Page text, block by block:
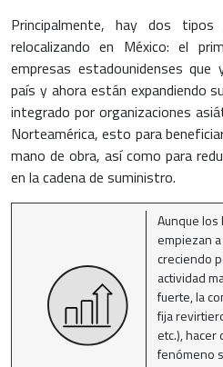
Principalmente, hay dos
relocalizando en México: el
empresas estadounidenses
país y ahora están expandiendo
integrado por organizaciones
Norteamérica, esto para
mano de obra, así como para
en la cadena de suministro.
Aunque
empiezan
creciendo
actividad
fuerte, la
fija
etc.), hacer
fenómeno